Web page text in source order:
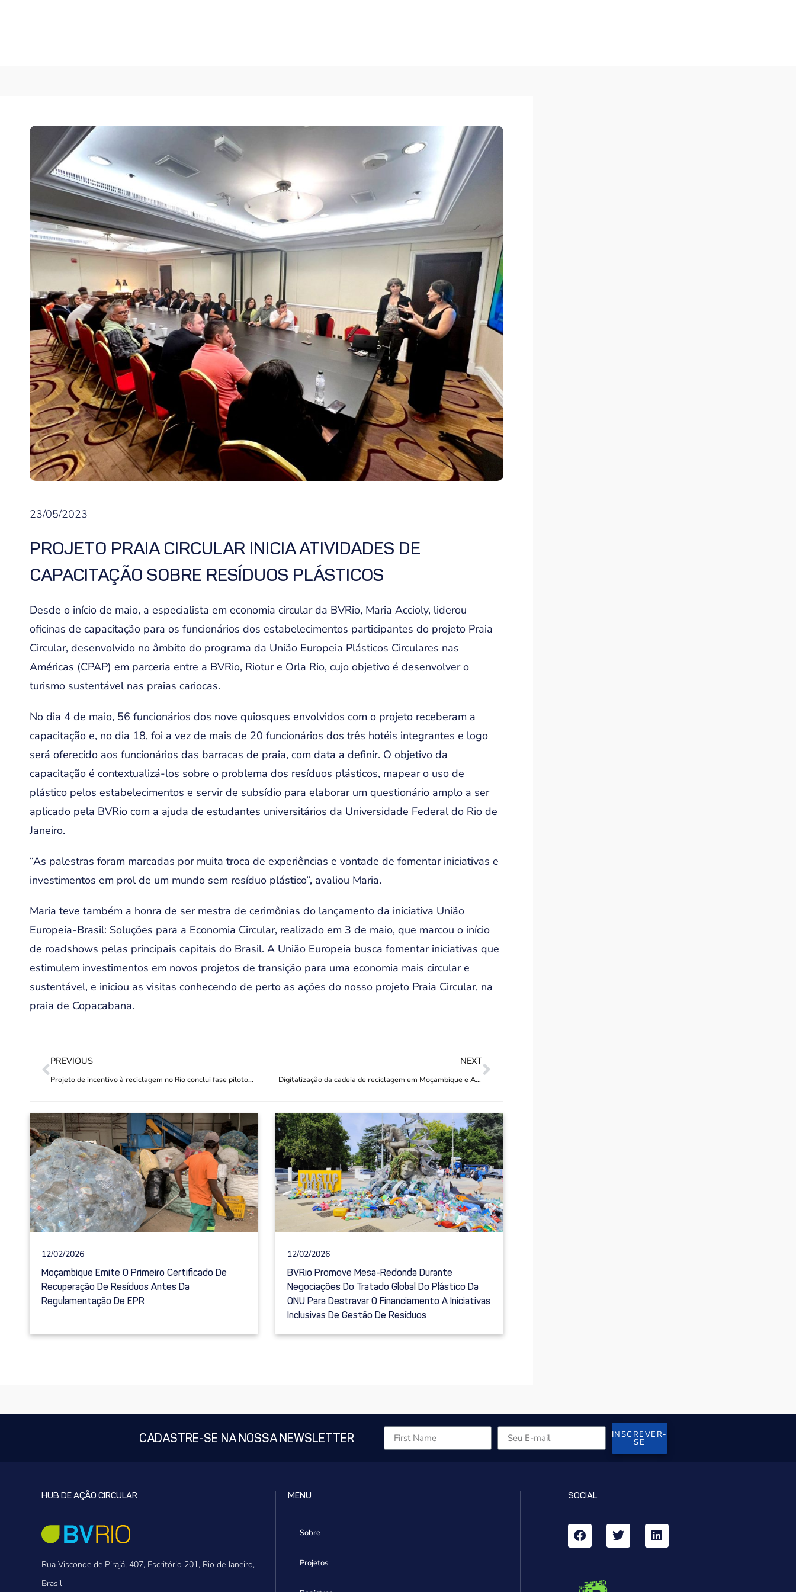
23/05/2023
PROJETO PRAIA CIRCULAR INICIA ATIVIDADES DE
CAPACITAÇÃO SOBRE RESÍDUOS PLÁSTICOS
Desde o início de maio, a especialista em economia circular da BVRio, Maria Accioly, liderou
oficinas de capacitação para os funcionários dos estabelecimentos participantes do projeto Praia
Circular, desenvolvido no âmbito do programa da União Europeia Plásticos Circulares nas
Américas (CPAP) em parceria entre a BVRio, Riotur e Orla Rio, cujo objetivo é desenvolver o
turismo sustentável nas praias cariocas.
No dia 4 de maio, 56 funcionários dos nove quiosques envolvidos com o projeto receberam a
capacitação e, no dia 18, foi a vez de mais de 20 funcionários dos três hotéis integrantes e logo
será oferecido aos funcionários das barracas de praia, com data a definir. O objetivo da
capacitação é contextualizá-los sobre o problema dos resíduos plásticos, mapear o uso de
plástico pelos estabelecimentos e servir de subsídio para elaborar um questionário amplo a ser
aplicado pela BVRio com a ajuda de estudantes universitários da Universidade Federal do Rio de
Janeiro.
“As palestras foram marcadas por muita troca de experiências e vontade de fomentar iniciativas e
investimentos em prol de um mundo sem resíduo plástico”, avaliou Maria.
Maria teve também a honra de ser mestra de cerimônias do lançamento da iniciativa União
Europeia-Brasil: Soluções para a Economia Circular, realizado em 3 de maio, que marcou o início
de roadshows pelas principais capitais do Brasil. A União Europeia busca fomentar iniciativas que
estimulem investimentos em novos projetos de transição para uma economia mais circular e
sustentável, e iniciou as visitas conhecendo de perto as ações do nosso projeto Praia Circular, na
praia de Copacabana.
PREVIOUS
Projeto de incentivo à reciclagem no Rio conclui fase piloto com forte legado para a gestão de resíduos na cidade
NEXT
Digitalização da cadeia de reciclagem em Moçambique e Angola
12/02/2026
Moçambique Emite O Primeiro Certificado De
Recuperação De Resíduos Antes Da
Regulamentação De EPR
12/02/2026
BVRio Promove Mesa-Redonda Durante
Negociações Do Tratado Global Do Plástico Da
ONU Para Destravar O Financiamento A Iniciativas
Inclusivas De Gestão De Resíduos
CADASTRE-SE NA NOSSA NEWSLETTER INSCREVER-
SE
HUB DE AÇÃO CIRCULAR
Rua Visconde de Pirajá, 407, Escritório 201, Rio de Janeiro,
Brasil
MENU
Sobre
Projetos
SOCIAL